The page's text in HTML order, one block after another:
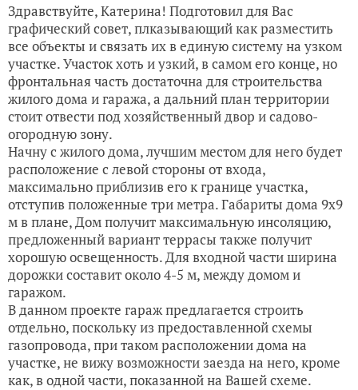
Здравствуйте, Катерина! Подготовил для Вас
графический совет, плказывающий как разместить
все объекты и связать их в единую систему на узком
участке. Участок хоть и узкий, в самом его конце, но
фронтальная часть достаточна для строительства
жилого дома и гаража, а дальний план территории
стоит отвести под хозяйственный двор и садово-
огородную зону.
Начну с жилого дома, лучшим местом для него будет
расположение с левой стороны от входа,
максимально приблизив его к границе участка,
отступив положенные три метра. Габариты дома 9х9
м в плане, Дом получит максимальную инсоляцию,
предложенный вариант террасы также получит
хорошую освещенность. Для входной части ширина
дорожки составит около 4-5 м, между домом и
гаражом.
В данном проекте гараж предлагается строить
отдельно, поскольку из предоставленной схемы
газопровода, при таком расположении дома на
участке, не вижу возможности заезда на него, кроме
как, в одной части, показанной на Вашей схеме.